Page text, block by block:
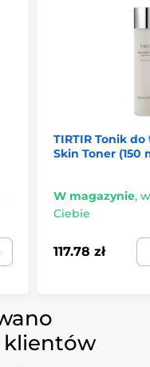
TIRTIR Tonik
Skin Toner (150
W magazynie,
Ciebie
117.78 zł
klientów